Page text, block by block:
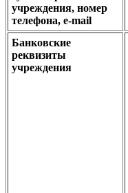
учреждения, номер
телефона, е-mail
Банковские
реквизиты
учреждения